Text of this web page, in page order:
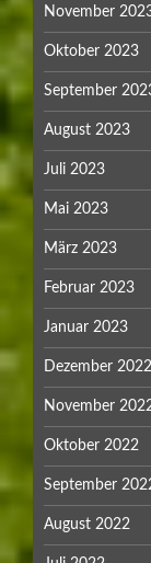
November
Oktober 2023
September
August 2023
Juli 2023
Mai 2023
März 2023
Februar 2023
Januar 2023
Dezember 2022
November
Oktober 2022
September
August 2022